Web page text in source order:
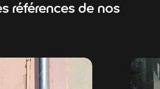
références de nos